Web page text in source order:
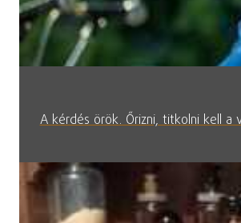
A kérdés örök. Őrizni, titkolni kell a